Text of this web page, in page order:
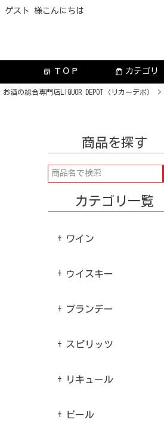
ゲスト 様こんにちは
store ＴＯＰ カテゴリ
お酒の総合専門店LIQUOR DEPOT（リカーデポ）
商品を探す
カテゴリ一覧
ワイン
ウイスキー
ブランデー
スピリッツ
リキュール
ビール